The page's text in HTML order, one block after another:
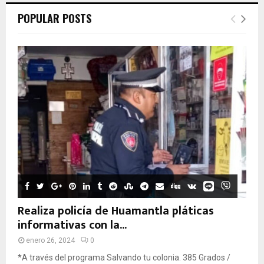
POPULAR POSTS
Realiza policía de Huamantla pláticas
informativas con la...
enero 26, 2024 0
*A través del programa Salvando tu colonia. 385 Grados /